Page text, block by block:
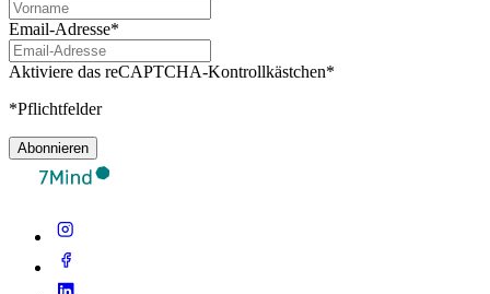
Email-Adresse*
Aktiviere das reCAPTCHA-Kontrollkästchen*
*Pflichtfelder
Abonnieren